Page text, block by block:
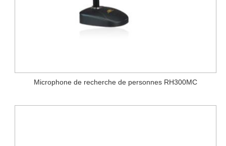
Microphone de recherche de personnes RH300MC